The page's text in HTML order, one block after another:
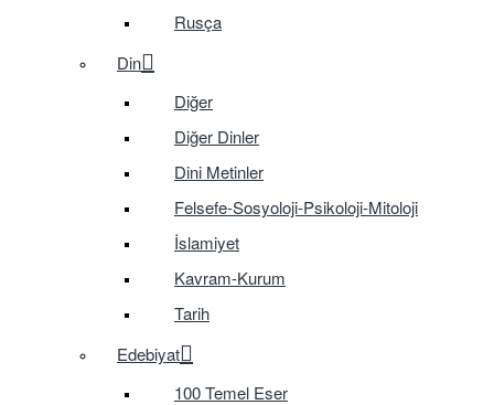
Rusça
Din
Diğer
Diğer Dinler
Dini Metinler
Felsefe-Sosyoloji-Psikoloji-Mitoloji
İslamiyet
Kavram-Kurum
Tarih
Edebiyat
100 Temel Eser